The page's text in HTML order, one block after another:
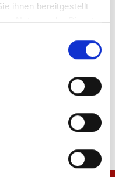
ihnen bereitgestellt
Nutzung der Dienste
Jacke Kleinigkeit